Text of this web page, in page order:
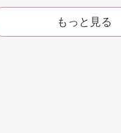
た
もっと見る